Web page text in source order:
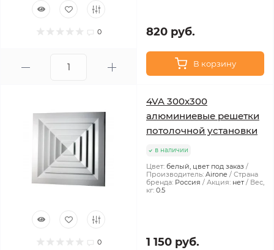
0 820 руб.
В корзину
0
4VA 300х300
алюминиевые решетки
потолочной установки
в наличии
Цвет: белый, цвет под заказ
Производитель: Airone
Страна
бренда: Россия Акция: нет
Вес,
кг: 0.5
1 150 руб.